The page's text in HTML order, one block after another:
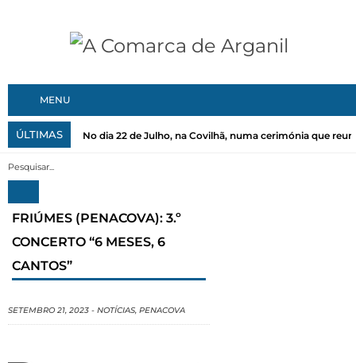
MENU
ÚLTIMAS No dia 22 de Julho, na Covilhã, numa cerimónia que
FRIÚMES (PENACOVA): 3.º
CONCERTO “6 MESES, 6
CANTOS”
SETEMBRO 21, 2023 - NOTÍCIAS, PENACOVA